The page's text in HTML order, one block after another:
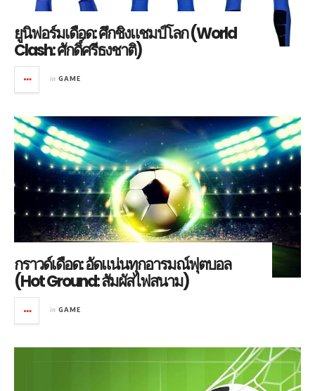
ยูนิฟอร์มเดือด: ศึกชิงแชมป์โลก (World
Clash: ศักดิ์ศรีธงชาติ)
in GAME
กราวด์เดือด: อัดแน่นทุกอารมณ์ฟุตบอล
(Hot Ground: สัมผัสไฟสนาม)
in GAME